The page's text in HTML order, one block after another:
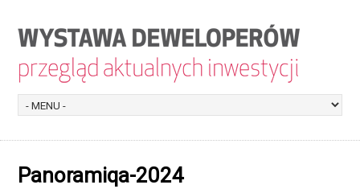
Panoramiqa-2024